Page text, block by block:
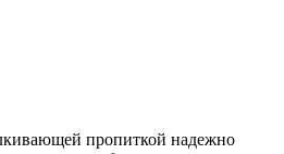
пропиткой надежно